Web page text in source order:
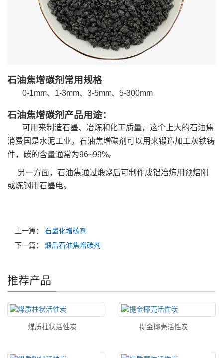
石油焦增碳剂常用规格
0-1mm、1-3mm、3-5mm、5-300mm
石油焦增碳剂产品用途：
可用来制造石墨、冶炼和化工质量，这个上大的石油焦
消费国是水泥工业。石油焦增碳剂可以用来锻造加工灰铁铸
件，碳的含量通常为96~99%。
另一方面，石油焦通过煅烧后可制作成铝冶炼用预焙阳
或炼钢用石墨电。
上一篇： 石墨化增碳剂
下一篇： 煅后石油焦增碳剂
推荐产品
煤质柱状活性炭 提金椰壳活性炭